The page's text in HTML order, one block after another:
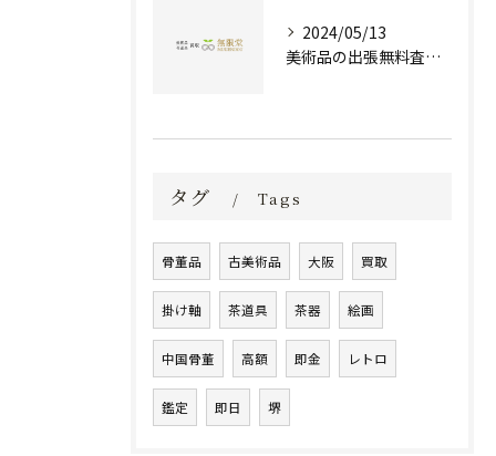
2024/05/13
美術品の出張無料査定 | 一万点以上の実績で信頼の骨董品買取専門店
タグ Tags
骨董品 古美術品 大阪 買取
掛け軸 茶道具 茶器 絵画
中国骨董 高額 即金 レトロ
鑑定 即日 堺